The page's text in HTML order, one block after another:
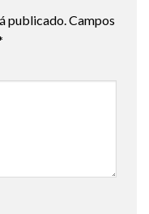
publicado.Campos